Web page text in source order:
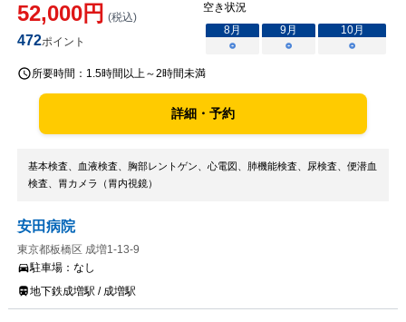
52,000円 (税込)
472ポイント
空き状況
8月 9月 10月
○
○ ○
所要時間： 1.5時間以上～2時間未満
詳細・予約
基本検査、血液検査、胸部レントゲン、心電図、肺機能検査、尿検査、便潜血
検査、胃カメラ（胃内視鏡）
安田病院
東京都板橋区 成増1-13-9
駐車場： なし
地下鉄成増駅 / 成増駅